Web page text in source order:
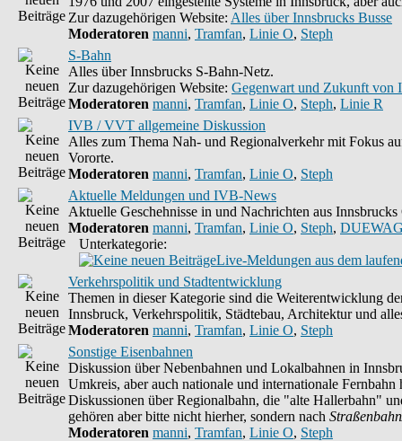
Zur dazugehörigen Website: Alles über Innsbrucks Busse
Moderatoren manni, Tramfan, Linie O, Steph
S-Bahn
Alles über Innsbrucks S-Bahn-Netz.
Zur dazugehörigen Website: Gegenwart und Zukunft von
Moderatoren manni, Tramfan, Linie O, Steph, Linie R
IVB / VVT allgemeine Diskussion
Alles zum Thema Nah- und Regionalverkehr mit Fokus
Vororte.
Moderatoren manni, Tramfan, Linie O, Steph
Aktuelle Meldungen und IVB-News
Aktuelle Geschehnisse in und Nachrichten aus
Moderatoren manni, Tramfan, Linie O, Steph,
Unterkategorie:
Live-Meldungen aus dem
Verkehrspolitik und Stadtentwicklung
Themen in dieser Kategorie sind die Weiterentwicklung
Innsbruck, Verkehrspolitik, Städtebau, Architektur und
Moderatoren manni, Tramfan, Linie O, Steph
Sonstige Eisenbahnen
Diskussion über Nebenbahnen und Lokalbahnen in
Umkreis, aber auch nationale und internationale Fernbahn
Diskussionen über Regionalbahn, die "alte Hallerbahn"
gehören aber bitte nicht hierher, sondern nach
Moderatoren manni, Tramfan, Linie O, Steph